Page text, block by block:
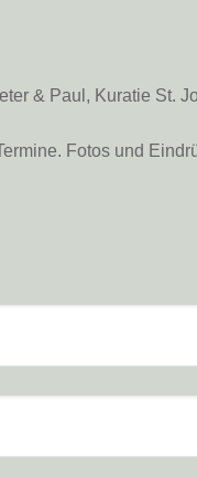
& Paul, Kuratie St.
Fotos und